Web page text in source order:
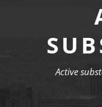
Active